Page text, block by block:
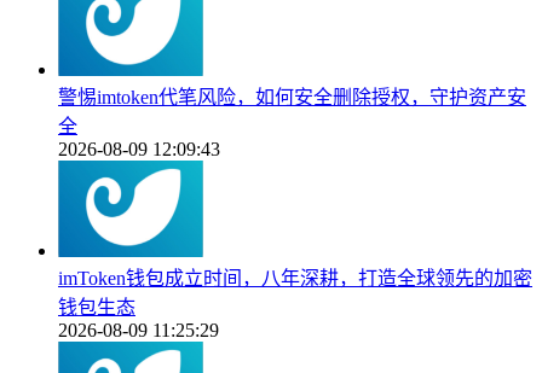
警惕imtoken代笔风险，如何安全删除授权，守护资产安
全
2026-08-09 12:09:43
imToken钱包成立时间，八年深耕，打造全球领先的加密
钱包生态
2026-08-09 11:25:29